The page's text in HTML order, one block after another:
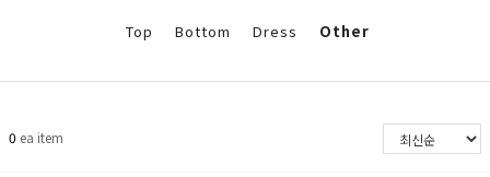
Top Bottom Dress Other
0 ea item